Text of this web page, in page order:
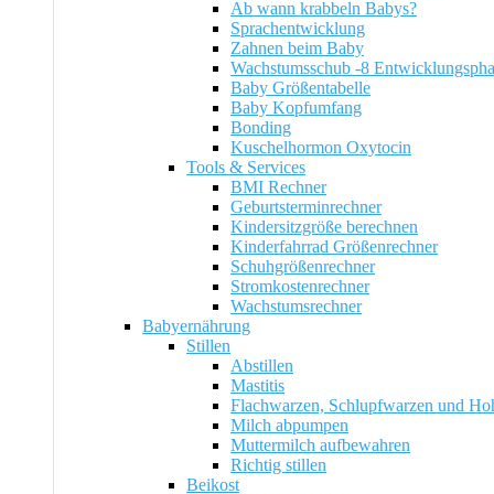
Ab wann krabbeln Babys?
Sprachentwicklung
Zahnen beim Baby
Wachstumsschub -8
Baby Größentabelle
Baby Kopfumfang
Bonding
Kuschelhormon Oxytocin
Tools & Services
BMI Rechner
Geburtsterminrechner
Kindersitzgröße berechnen
Kinderfahrrad Größenrechner
Schuhgrößenrechner
Stromkostenrechner
Wachstumsrechner
Babyernährung
Stillen
Abstillen
Mastitis
Flachwarzen, Schlupfwarzen und
Milch abpumpen
Muttermilch aufbewahren
Richtig stillen
Beikost